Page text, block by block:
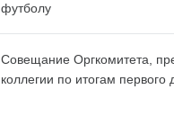
футболу
Совещание Оргкомитета,
коллегии по итогам первого